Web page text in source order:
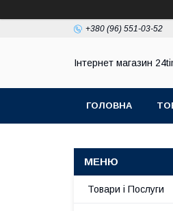
+380 (96) 551-03-52
Інтернет магазин
ГОЛОВНА
Товари і Послуги